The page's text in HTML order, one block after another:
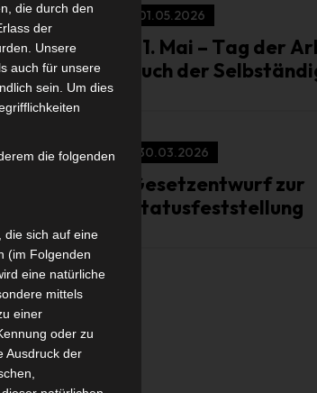
01.05.2026
01. Mai – Tag der
auch der
30.03.2026
Gesetzentwurf zur
Statusfeststellung
die durch den
der
Unsere
auch für unsere
sein. Um dies
die folgenden
die sich auf eine
(im Folgenden
eine natürliche
mittels
einer
oder zu
Ausdruck der